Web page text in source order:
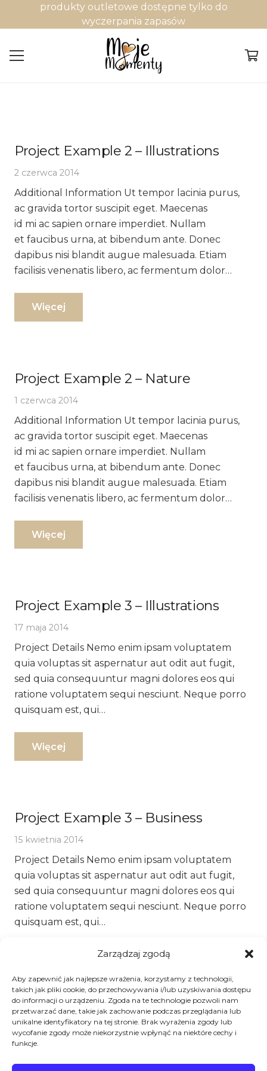
Zarządzaj zgodą
Aby zapewnić jak najlepsze wrażenia, korzystamy z technologii,
takich jak pliki cookie, do przechowywania i/lub uzyskiwania dostępu
do informacji o urządzeniu. Zgoda na te technologie pozwoli nam
przetwarzać dane, takie jak zachowanie podczas przeglądania lub
unikalne identyfikatory na tej stronie. Brak wyrażenia zgody lub
wycofanie zgody może niekorzystnie wpłynąć na niektóre cechy i
funkcje.
produkty outletowe dostępne tylko do
wyczerpania zapasów
Project Example 2 – Illustrations
2 czerwca 2014
Additional Information Ut tempor lacinia purus,
ac gravida tortor suscipit eget. Maecenas
id mi ac sapien ornare imperdiet. Nullam
et faucibus urna, at bibendum ante. Donec
dapibus nisi blandit augue malesuada. Etiam
facilisis venenatis libero, ac fermentum dolor…
Więcej
Project Example 2 – Nature
1 czerwca 2014
Additional Information Ut tempor lacinia purus,
ac gravida tortor suscipit eget. Maecenas
id mi ac sapien ornare imperdiet. Nullam
et faucibus urna, at bibendum ante. Donec
dapibus nisi blandit augue malesuada. Etiam
facilisis venenatis libero, ac fermentum dolor…
Więcej
Project Example 3 – Illustrations
17 maja 2014
Project Details Nemo enim ipsam voluptatem
quia voluptas sit aspernatur aut odit aut fugit,
sed quia consequuntur magni dolores eos qui
ratione voluptatem sequi nesciunt. Neque porro
quisquam est, qui…
Więcej
Project Example 3 – Business
15 kwietnia 2014
Project Details Nemo enim ipsam voluptatem
quia voluptas sit aspernatur aut odit aut fugit,
sed quia consequuntur magni dolores eos qui
ratione voluptatem sequi nesciunt. Neque porro
quisquam est, qui…